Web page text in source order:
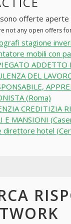
offerte aperte
not any open offers
stagione
mobili con
ADDETTO
DEL
(Roma)
CREDITIZIA
E MANSIONI
direttore hotel